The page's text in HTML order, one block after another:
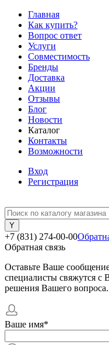
Главная
Как купить?
Вопрос ответ
Услуги
Совместимость
Бренды
Доставка
Акции
Отзывы
Блог
Новости
Каталог
Контакты
Возможности
Вход
Регистрация
+7 (831) 274-00-00
Обратная связь
Оставьте Ваше
специалисты свяжутся с
решения Вашего вопроса.
Ваше имя*